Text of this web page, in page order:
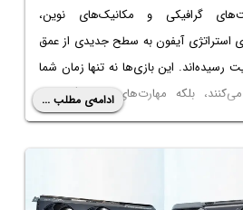
گرافیکی و مکانیک‌های نوین،
استراتژی آیفون به سطح جدیدی از عمق
رسیده‌اند. این بازی‌ها نه تنها زمان شما
بلکه مهارت‌های تصمیم‌گیری و
را تقویت می‌کنند.
عناوینی هستید که ساعت‌ها شما را
رنج ببرید، این لیست را از دست
ادامه‌ی مطلب ...